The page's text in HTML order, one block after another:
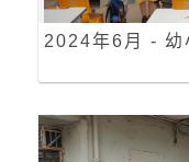
2024年6月 - 幼